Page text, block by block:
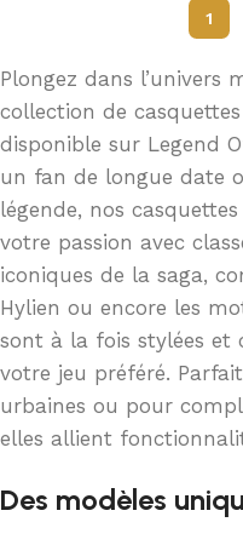
1
Plongez dans l’univers
collection de
disponible sur Legend
un fan de longue date
légende, nos
votre passion avec
iconiques de la saga,
Hylien ou encore les
sont à la fois stylées et
votre jeu préféré.
urbaines ou pour
elles allient
Des modèles